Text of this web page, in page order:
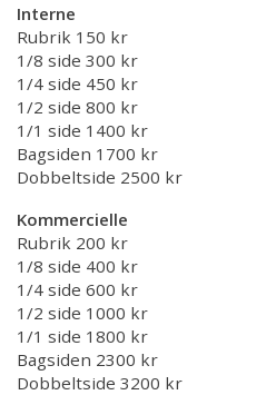
MIN SIDE
Interne
Rubrik 150 kr
1/8 side 300 kr
1/4 side 450 kr
1/2 side 800 kr
1/1 side 1400 kr
Bagsiden 1700 kr
Dobbeltside 2500 kr
Kommercielle
Rubrik 200 kr
1/8 side 400 kr
1/4 side 600 kr
1/2 side 1000 kr
1/1 side 1800 kr
Bagsiden 2300 kr
Dobbeltside 3200 kr